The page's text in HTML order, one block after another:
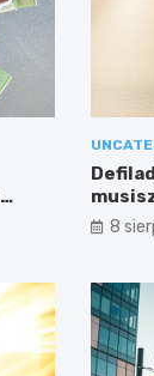
8